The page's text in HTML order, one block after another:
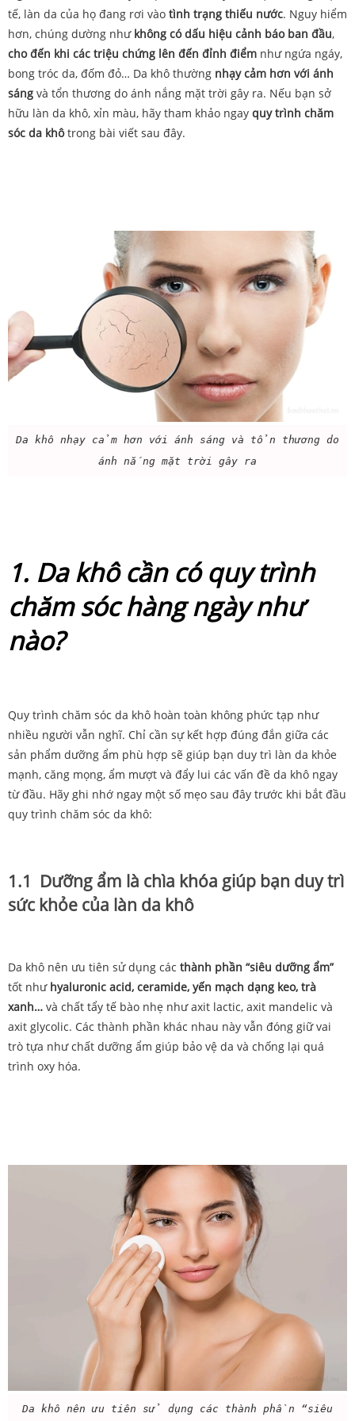
tế, làn da của họ đang rơi vào tình trạng thiếu nước. Nguy hiểm
hơn, chúng dường như không có dấu hiệu cảnh báo ban đầu,
cho đến khi các triệu chứng lên đến đỉnh điểm như ngứa ngáy,
bong tróc da, đốm đỏ… Da khô thường nhạy cảm hơn với ánh
sáng và tổn thương do ánh nắng mặt trời gây ra. Nếu bạn sở
hữu làn da khô, xỉn màu, hãy tham khảo ngay quy trình chăm
sóc da khôtrong bài viết sau đây.
Da khô nhạy cảm hơn với ánh sáng và tổn thương do
ánh nắng mặt trời gây ra
1. Da khô cần có quy trình
chăm sóc hàng ngày như
nào?
Quy trình chăm sóc da khô hoàn toàn không phức tạp như
nhiều người vẫn nghĩ. Chỉ cần sự kết hợp đúng đắn giữa các
sản phẩm dưỡng ẩm phù hợp sẽ giúp bạn duy trì làn da khỏe
mạnh, căng mọng, ẩm mượt và đẩy lui các vấn đề da khô ngay
từ đầu. Hãy ghi nhớ ngay một số mẹo sau đây trước khi bắt đầu
quy trình chăm sóc da khô:
1.1 Dưỡng ẩm là chìa khóa giúp bạn duy trì
sức khỏe của làn da khô
Da khô nên ưu tiên sử dụng các thành phần “siêu dưỡng ẩm”
tốt như hyaluronic acid, ceramide, yến mạch dạng keo, trà
xanh… và chất tẩy tế bào nhẹ như axit lactic, axit mandelic và
axit glycolic. Các thành phần khác nhau này vẫn đóng giữ vai
trò tựa như chất dưỡng ẩm giúp bảo vệ da và chống lại quá
trình oxy hóa.
Da khô nên ưu tiên sử dụng các thành phần “siêu